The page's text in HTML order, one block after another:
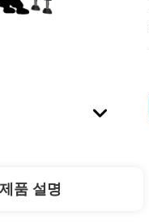
제품 설명